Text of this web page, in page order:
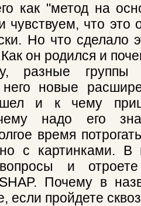
как "метод на
чувствуем, что это
Но что сделало
он родился и
разные группы
новые
шел и к чему
надо его
время
с картинками. В
и
Почему в
если пройдете